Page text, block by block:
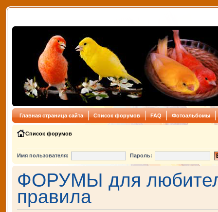
Главная страница сайта Список форумов FAQ Фотоальбомы
Список форумов
Имя пользователя: Пароль:
ФОРУМЫ для
правила